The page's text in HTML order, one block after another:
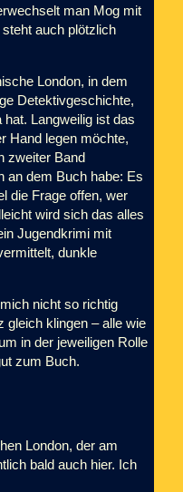
man Mog mit
auch plötzlich
London, in dem
Detektivgeschichte,
Langweilig ist das
Hand legen möchte,
zweiter Band
an dem Buch habe: Es
die Frage offen, wer
wird sich das alles
Jugendkrimi mit
dunkle
nicht so richtig
gleich klingen – alle wie
in der jeweiligen Rolle
zum Buch.
London, der am
bald auch hier. Ich